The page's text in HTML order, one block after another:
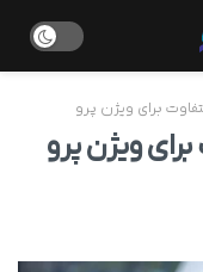
برای ویژن پرو
ویژن پرو